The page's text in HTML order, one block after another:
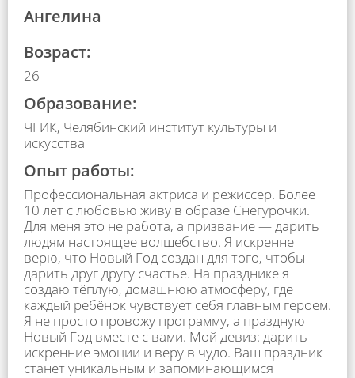
Ангелина
Возраст:
26
Образование:
ЧГИК, Челябинский институт культуры и
искусства
Опыт работы:
Профессиональная актриса и режиссёр. Более
10 лет с любовью живу в образе Снегурочки.
Для меня это не работа, а призвание — дарить
людям настоящее волшебство. Я искренне
верю, что Новый Год создан для того, чтобы
дарить друг другу счастье. На празднике я
создаю тёплую, домашнюю атмосферу, где
каждый ребёнок чувствует себя главным героем.
Я не просто провожу программу, а праздную
Новый Год вместе с вами. Мой девиз: дарить
искренние эмоции и веру в чудо. Ваш праздник
станет уникальным и запоминающимся